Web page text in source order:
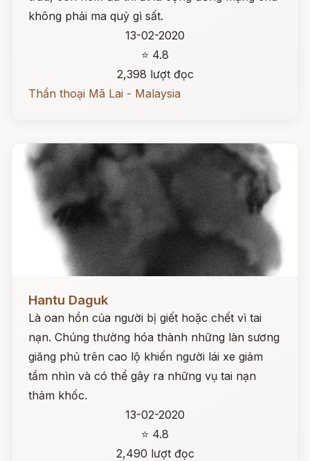
không phải ma quỷ gì sất.
13-02-2020
⭐ 4.8
2,398 lượt đọc
Thần thoại Mã Lai - Malaysia
Hantu Daguk
Là oan hồn của người bị giết hoặc chết vì tai
nạn. Chúng thường hóa thành những làn sương
giăng phủ trên cao lộ khiến người lái xe giảm
tầm nhìn và có thể gây ra những vụ tai nạn
thảm khốc.
13-02-2020
⭐ 4.8
2,490 lượt đọc